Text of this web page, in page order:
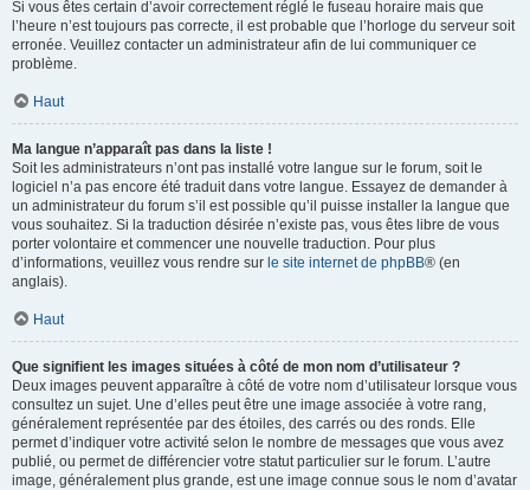
Si vous êtes certain d’avoir correctement réglé le fuseau horaire mais que
l’heure n’est toujours pas correcte, il est probable que l’horloge du serveur soit
erronée. Veuillez contacter un administrateur afin de lui communiquer ce
problème.
Haut
Ma langue n’apparaît pas dans la liste !
Soit les administrateurs n’ont pas installé votre langue sur le forum, soit le
logiciel n’a pas encore été traduit dans votre langue. Essayez de demander à
un administrateur du forum s’il est possible qu’il puisse installer la langue que
vous souhaitez. Si la traduction désirée n’existe pas, vous êtes libre de vous
porter volontaire et commencer une nouvelle traduction. Pour plus
d’informations, veuillez vous rendre sur le site internet de phpBB® (en
anglais).
Haut
Que signifient les images situées à côté de mon nom d’utilisateur ?
Deux images peuvent apparaître à côté de votre nom d’utilisateur lorsque vous
consultez un sujet. Une d’elles peut être une image associée à votre rang,
généralement représentée par des étoiles, des carrés ou des ronds. Elle
permet d’indiquer votre activité selon le nombre de messages que vous avez
publié, ou permet de différencier votre statut particulier sur le forum. L’autre
image, généralement plus grande, est une image connue sous le nom d’avatar